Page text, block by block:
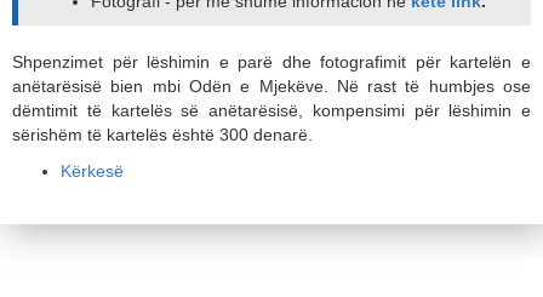
Shpenzimet për lëshimin e parë dhe fotografimit për kartelën e
anëtarësisë bien mbi Odën e Mjekëve. Në rast të humbjes ose
dëmtimit të kartelës së anëtarësisë, kompensimi për lëshimin e
sërishëm të kartelës është 300 denarë.
Kërkesë